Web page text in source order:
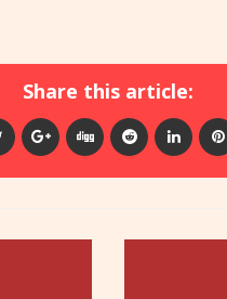
Share this article: